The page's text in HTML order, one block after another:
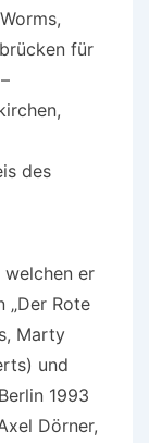
für
des
welchen er
„Der Rote
Marty
und
1993
Dörner,